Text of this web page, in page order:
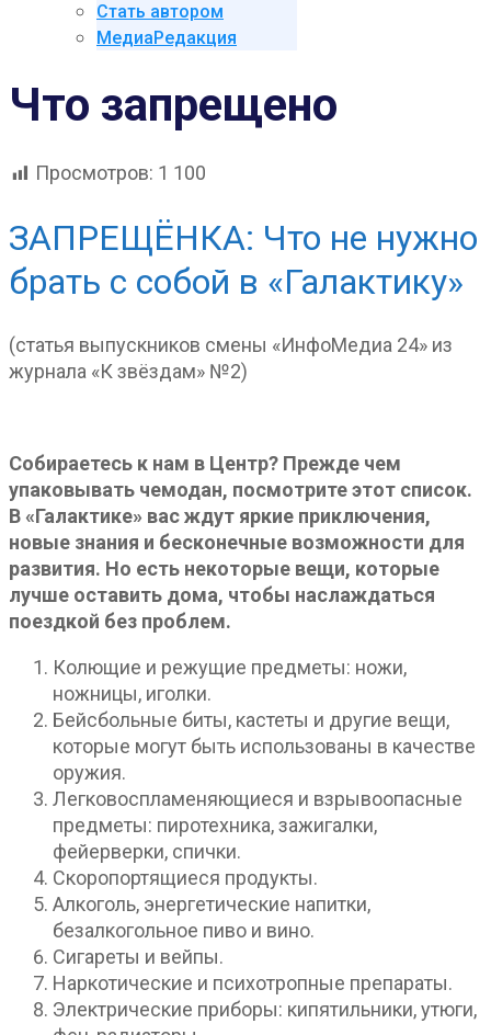
Стать автором
МедиаРедакция
Что запрещено
Просмотров: 1 100
ЗАПРЕЩЁНКА: Что не нужно
брать с собой в «Галактику»
(статья выпускников смены «ИнфоМедиа 24» из
журнала «К звёздам» №2)
Собираетесь к нам в Центр? Прежде чем
упаковывать чемодан, посмотрите этот список.
В «Галактике» вас ждут яркие приключения,
новые знания и бесконечные возможности для
развития. Но есть некоторые вещи, которые
лучше оставить дома, чтобы наслаждаться
поездкой без проблем.
Колющие и режущие предметы: ножи,
ножницы, иголки.
Бейсбольные биты, кастеты и другие вещи,
которые могут быть использованы в качестве
оружия.
Легковоспламеняющиеся и взрывоопасные
предметы: пиротехника, зажигалки,
фейерверки, спички.
Скоропортящиеся продукты.
Алкоголь, энергетические напитки,
безалкогольное пиво и вино.
Сигареты и вейпы.
Наркотические и психотропные препараты.
Электрические приборы: кипятильники, утюги,